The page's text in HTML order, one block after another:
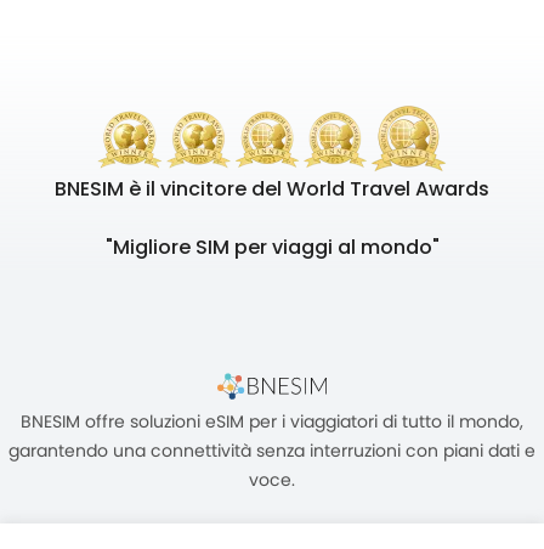
BNESIM è il vincitore del World Travel Awards
"Migliore SIM per viaggi al mondo"
BNESIM offre soluzioni eSIM per i viaggiatori di tutto il mondo,
garantendo una connettività senza interruzioni con piani dati e
voce.